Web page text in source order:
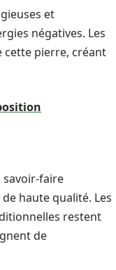
et
négatives. Les
cette pierre, créant
savoir-faire
haute qualité. Les
restent
de